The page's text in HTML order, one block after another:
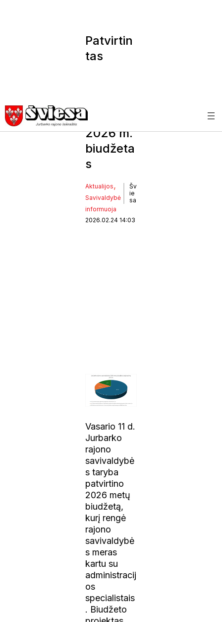
Patvirtin
tas
ybės
2026 m.
biudžeta
s
Aktualijos
Savivaldybė
informuoja
Šv
ie
sa
2026.02.24 14:03
Vasario 11 d.
Jurbarko
rajono
savivaldybė
s taryba
patvirtino
2026 metų
biudžetą,
kurį rengė
rajono
savivaldybė
s meras
kartu su
administracij
os
specialistais
. Biudžeto